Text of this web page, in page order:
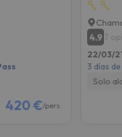
420 €/pers.
4.9 7
22/03/
3 días
Solo